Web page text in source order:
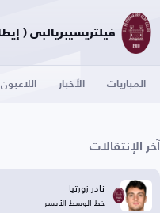
فيلتريسيبريالبي ( إيطاليا )
المباريات الأخبار اللاعبون
آخر الإنتقالات
نادر زورتيا
خط الوسط الأيسر